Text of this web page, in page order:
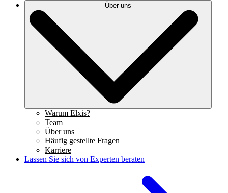
Über uns
Warum Elxis?
Team
Über uns
Häufig gestellte Fragen
Karriere
Lassen Sie sich von Experten beraten